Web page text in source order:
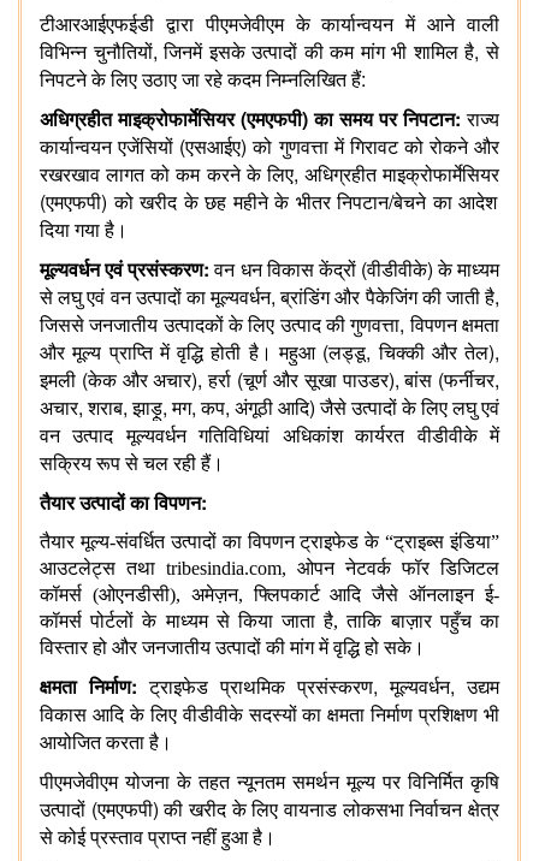
टीआरआईएफईडी द्वारा पीएमजेवीएम के कार्यान्वयन में आने वाली
विभिन्न चुनौतियों,जिनमें इसके उत्पादों की कम मांग भी शामिल है,से
निपटने के लिए उठाए जा रहे कदम निम्नलिखित हैं:
अधिग्रहीत माइक्रोफार्मेसियर(एमएफपी)का समय पर निपटान: राज्य
कार्यान्वयन एजेंसियों (एसआईए)को गुणवत्ता में गिरावट को रोकने और
रखरखाव लागत को कम करने के लिए, अधिग्रहीत माइक्रोफार्मेसियर
(एमएफपी)को खरीद के छह महीने के भीतर निपटान/बेचने का आदेश
दिया गया है।
मूल्यवर्धन एवं प्रसंस्करण: वन धन विकास केंद्रों(वीडीवीके)के माध्यम
से लघु एवं वन उत्पादों का मूल्यवर्धन,ब्रांडिंग और पैकेजिंग की जाती है,
जिससे जनजातीय उत्पादकों के लिए उत्पाद की गुणवत्ता,विपणन क्षमता
और मूल्य प्राप्ति में वृद्धि होती है। महुआ(लड्डू,चिक्की और तेल),
इमली (केक और अचार),हर्रा (चूर्ण और सूखा पाउडर),बांस (फर्नीचर,
अचार,शराब,झाड़ू,मग,कप, अंगूठी आदि)जैसे उत्पादों के लिए लघु एवं
वन
उत्पाद मूल्यवर्धन गतिविधियां अधिकांश कार्यरत वीडीवीके
में
सक्रिय रूप से चल रही हैं।
तैयार उत्पादों का विपणन:
तैयार मूल्य-संवर्धित उत्पादों का विपणन ट्राइफेड के “ट्राइब्स इंडिया”
आउटलेट्स तथा tribesindia.com, ओपन नेटवर्क फॉर डिजिटल
कॉमर्स (ओएनडीसी), अमेज़न, फ्लिपकार्ट आदि जैसे ऑनलाइन ई-
कॉमर्स पोर्टलों के माध्यम से किया जाता है, ताकि बाज़ार पहुँच का
विस्तार हो और जनजातीय उत्पादों की मांग में वृद्धि हो सके।
क्षमता निर्माण: ट्राइफेड प्राथमिक प्रसंस्करण,मूल्यवर्धन,उद्यम
विकास आदि के लिए वीडीवीके सदस्यों का क्षमता निर्माण प्रशिक्षण भी
आयोजित करता है।
पीएमजेवीएम योजना के तहत न्यूनतम समर्थन मूल्य पर विनिर्मित कृषि
उत्पादों (एमएफपी)की खरीद के लिए वायनाड लोकसभा निर्वाचन क्षेत्र
से कोई प्रस्ताव प्राप्त नहीं हुआ है।